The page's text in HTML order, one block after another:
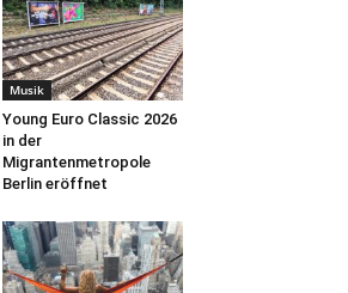
Musik
Young Euro Classic 2026
in der
Migrantenmetropole
Berlin eröffnet